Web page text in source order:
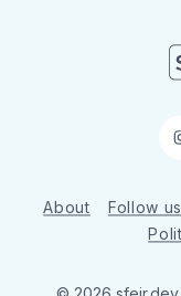
About Follow us